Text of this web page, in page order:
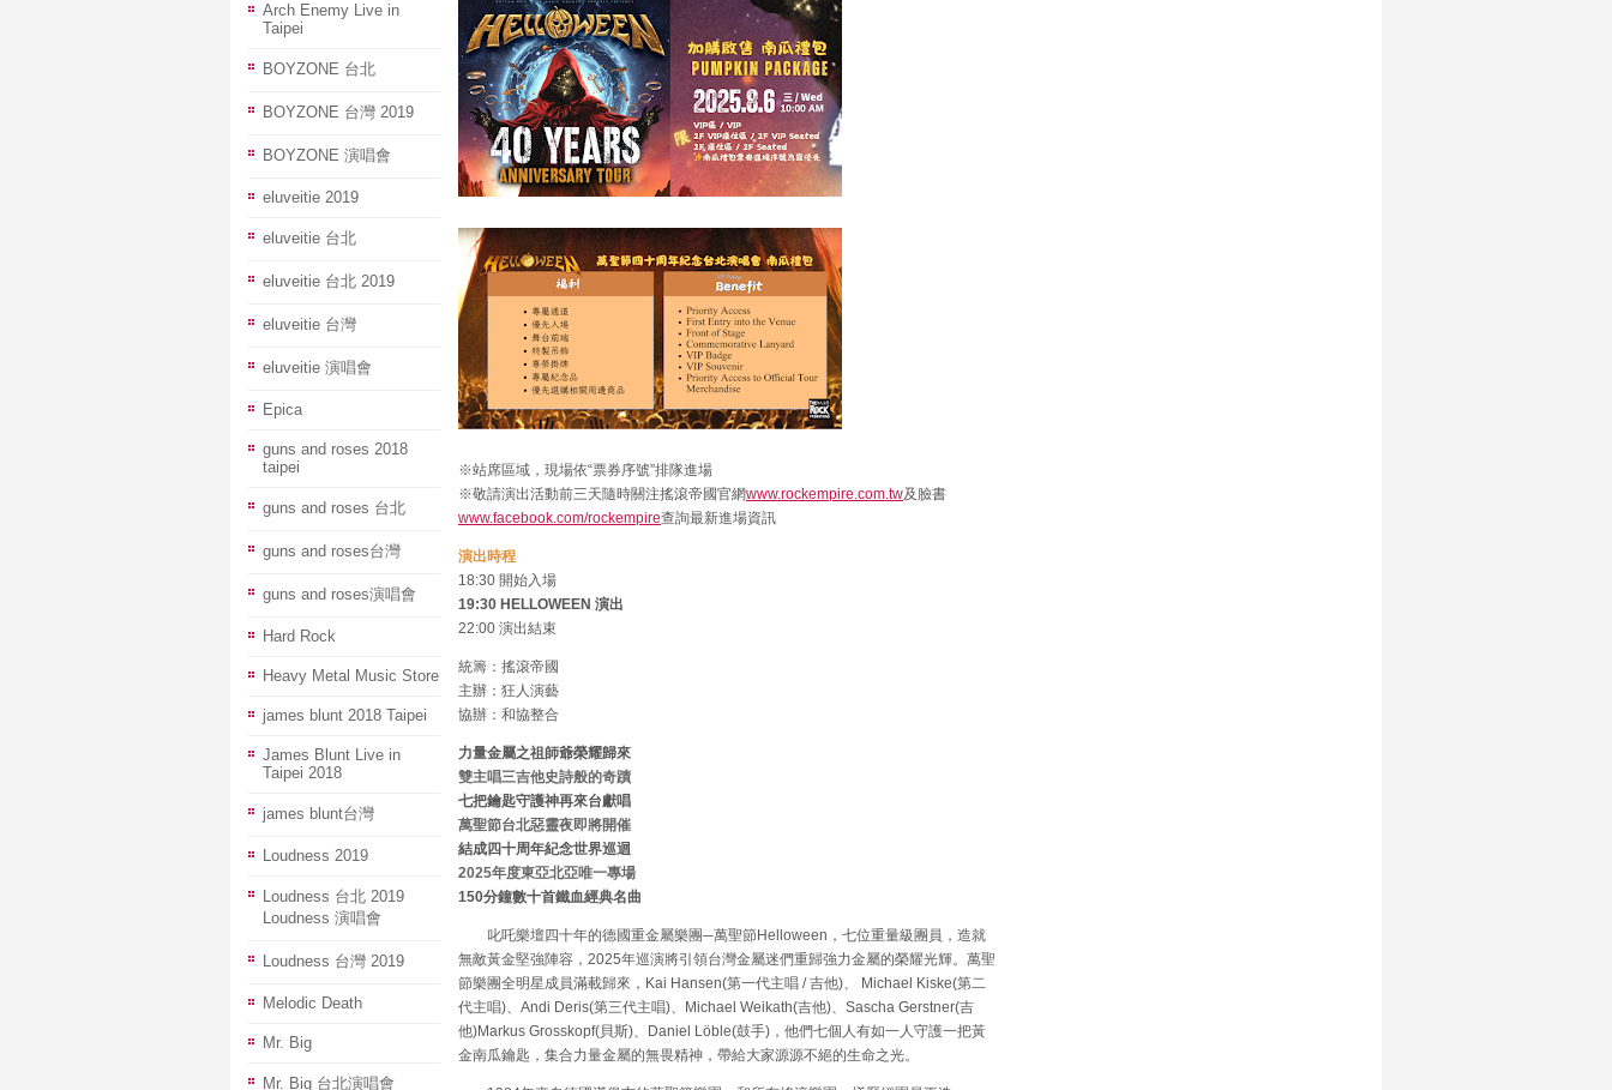
Arch Enemy Live in
Taipei
BOYZONE 台北
BOYZONE 台灣 2019
BOYZONE 演唱會
eluveitie 2019
eluveitie 台北
eluveitie 台北 2019
eluveitie 台灣
eluveitie 演唱會
Epica
guns and roses 2018
taipei
guns and roses 台北
guns and roses台灣
guns and roses演唱會
Hard Rock
Heavy Metal Music Store
james blunt 2018 Taipei
James Blunt Live in
Taipei 2018
james blunt台灣
Loudness 2019
Loudness 台北 2019
Loudness 演唱會
Loudness 台灣 2019
Melodic Death
Mr. Big
Mr. Big 台北演唱會
※站席區域，現場依“票券序號”排隊進場
※敬請演出活動前三天隨時關注搖滾帝國官網www.rockempire.com.tw及臉書
www.facebook.com/rockempire查詢最新進場資訊
演出時程
18:30 開始入場
19:30 HELLOWEEN 演出
22:00 演出結束
統籌：搖滾帝國
主辦：狂人演藝
協辦：和協整合
力量金屬之祖師爺榮耀歸來
雙主唱三吉他史詩般的奇蹟
七把鑰匙守護神再來台獻唱
萬聖節台北惡靈夜即將開催
結成四十周年紀念世界巡迴
2025年度東亞北亞唯一專場
150分鐘數十首鐵血經典名曲
叱吒樂壇四十年的德國重金屬樂團─萬聖節Helloween，七位重量級團員，造就
無敵黃金堅強陣容，2025年巡演將引領台灣金屬迷們重歸強力金屬的榮耀光輝。萬聖
節樂團全明星成員滿載歸來，Kai Hansen(第一代主唱 / 吉他)、 Michael Kiske(第二
代主唱)、Andi Deris(第三代主唱)、Michael Weikath(吉他)、Sascha Gerstner(吉
他)Markus Grosskopf(貝斯)、Daniel Löble(鼓手)，他們七個人有如一人守護一把黃
金南瓜鑰匙，集合力量金屬的無畏精神，帶給大家源源不絕的生命之光。